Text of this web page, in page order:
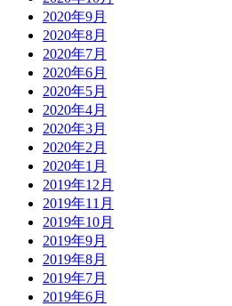
2020年9月
2020年8月
2020年7月
2020年6月
2020年5月
2020年4月
2020年3月
2020年2月
2020年1月
2019年12月
2019年11月
2019年10月
2019年9月
2019年8月
2019年7月
2019年6月